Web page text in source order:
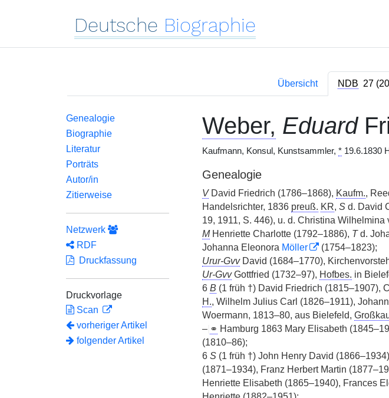
Deutsche Biographie
Übersicht NDB 27
Genealogie
Biographie
Literatur
Porträts
Autor/in
Zitierweise
Netzwerk
RDF
Druckfassung
Druckvorlage
Scan
vorheriger Artikel
folgender Artikel
Weber, Eduard
Kaufmann, Konsul, Kunstsammler, *19.6.1830
Genealogie
VDavid Friedrich (1786–1868), Kaufm.,
Handelsrichter, 1836 preuß. KR, Sd. David
19, 1911, S. 446), u. d. Christina Wilhelmina
MHenriette Charlotte (1792–1886), Td.
Johanna Eleonora Möller
(1754–1823);
Urur-GvvDavid (1684–1770),
Ur-GvvGottfried (1732–97), Hofbes. in
6 B (1 früh †) David Friedrich (1815–1907),
H., Wilhelm Julius Carl (1826–1911),
Woermann, 1813–80, aus Bielefeld,
–| ⚭ Hamburg 1863 Mary Elisabeth
(1810–86);
6 S(1 früh †) John Henry David
(1871–1934), Franz Herbert Martin
Henriette Elisabeth (1865–1940), Frances